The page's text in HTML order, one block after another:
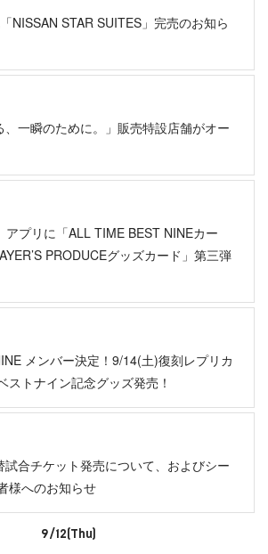
NISSAN STAR SUITES」完売のお知ら
一瞬のために。」販売特設店舗がオー
アプリに「ALL TIME BEST NINEカー
PRODUCEグッズカード」第三弾
メンバー決定！9/14(土)復刻レプリカ
ストナイン記念グッズ発売！
合チケット発売について、およびシー
様へのお知らせ
9/12(Thu)